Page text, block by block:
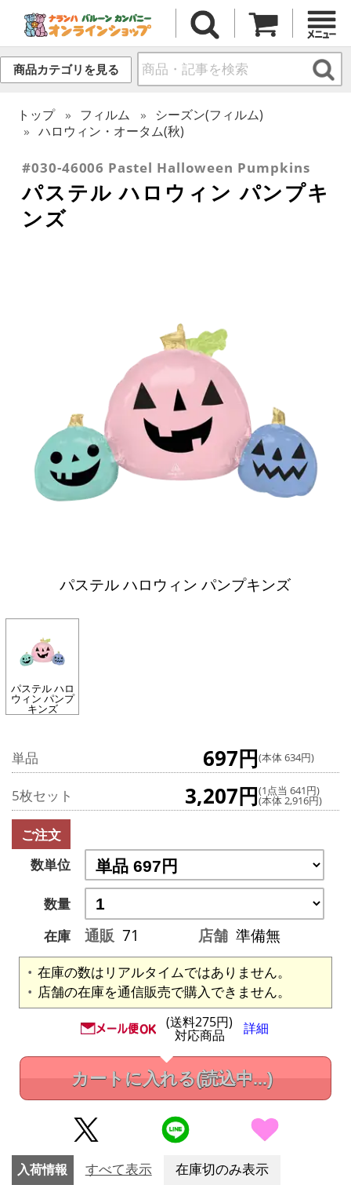
商品カテゴリを見る
トップ フィルム
シーズン(フィルム)
ハロウィン・オータム(秋)
#030-46006 Pastel Halloween Pumpkins
パステル ハロウィン パンプキ
ンズ
パステル ハロウィン パンプキンズ
パステル ハロ
ウィン パンプ
キンズ
単品 697円(本体 634円)
5枚セット 3,207円(1点当 641円)
(本体 2,916円)
ご注文
数単位
数量
在庫
通販 71 店舗 準備無
在庫の数はリアルタイムではありません。
店舗の在庫を通信販売で購入できません。
(送料275円)
対応商品 詳細
カートに入れる(読込中...)
入荷情報 すべて表示 在庫切のみ表示